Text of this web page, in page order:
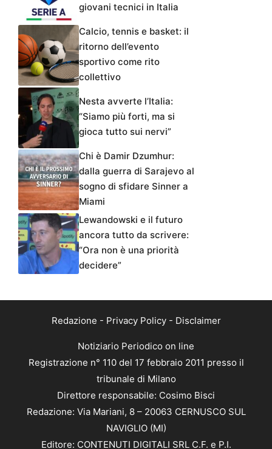
giovani tecnici in Italia
Calcio, tennis e basket: il
ritorno dell’evento
sportivo come rito
collettivo
Nesta avverte l’Italia:
“Siamo più forti, ma si
gioca tutto sui nervi”
Chi è Damir Dzumhur:
dalla guerra di Sarajevo al
sogno di sfidare Sinner a
Miami
Lewandowski e il futuro
ancora tutto da scrivere:
“Ora non è una priorità
decidere”
Redazione - Privacy Policy- Disclaimer
Notiziario Periodico on line
Registrazione n° 110 del 17 febbraio 2011 presso il
tribunale di Milano
Direttore responsabile: Cosimo Bisci
Redazione: Via Mariani, 8 – 20063 CERNUSCO SUL
NAVIGLIO (MI)
Editore: CONTENUTI DIGITALI SRL C.F. e P.I.